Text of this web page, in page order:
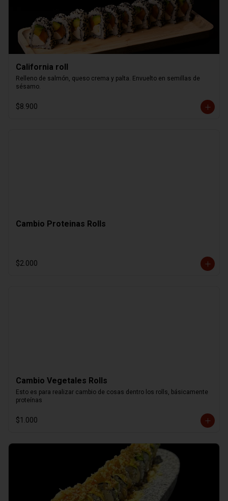
California roll
Relleno de salmón, queso crema y palta. Envuelto en semillas de
sésamo.
$8.900
Cambio Proteinas Rolls
$2.000
Cambio Vegetales Rolls
Esto es para realizar cambio de cosas dentro los rolls, básicamente
proteínas
$1.000